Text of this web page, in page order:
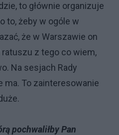
to głównie organizuje
to, żeby w ogóle w
że w Warszawie on
z tego co wiem,
Na sesjach Rady
ma. To zainteresowanie
pochwaliłby Pan